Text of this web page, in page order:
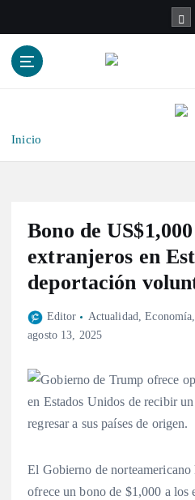
Inicio
Bono de
extranjeros en
deportación
Editor Actualidad,Economía,
agosto 13, 2025
El Gobierno de
ofrece un bono de $1,000 a los